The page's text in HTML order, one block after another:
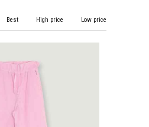
Best High price Low price